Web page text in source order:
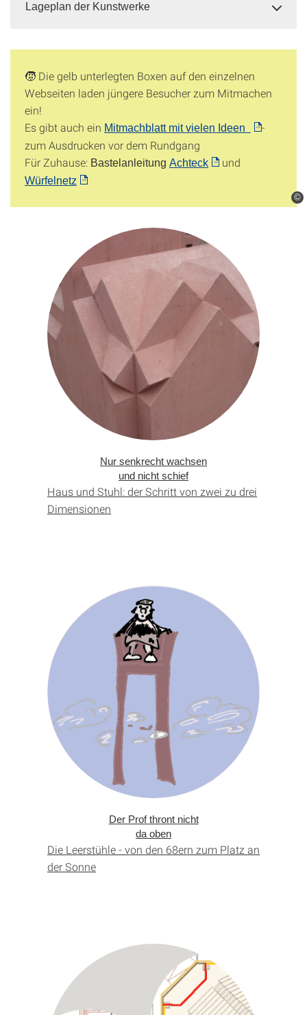
©
Lageplan der Kunstwerke
🧒 Die gelb unterlegten Boxen auf den einzelnen
Webseiten laden jüngere Besucher zum Mitmachen
ein!
Es gibt auch ein Mitmachblatt mit vielen Ideen
-
zum Ausdrucken vor dem Rundgang
Für Zuhause: Bastelanleitung Achteck und
Würfelnetz
Nur senkrecht wachsen
und nicht schief
Haus und Stuhl: der Schritt von zwei zu drei
Dimensionen
Der Prof thront nicht
da oben
Die Leerstühle - von den 68ern zum Platz an
der Sonne